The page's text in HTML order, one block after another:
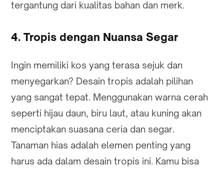
tergantung dari kualitas bahan dan merk.
4. Tropis dengan Nuansa Segar
Ingin memiliki kos yang terasa sejuk dan
menyegarkan? Desain tropis adalah pilihan
yang sangat tepat. Menggunakan warna cerah
seperti hijau daun, biru laut, atau kuning akan
menciptakan suasana ceria dan segar.
Tanaman hias adalah elemen penting yang
harus ada dalam desain tropis ini. Kamu bisa